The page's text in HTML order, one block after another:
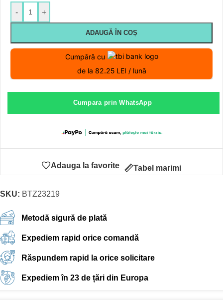
- +
ADAUGĂ ÎN COȘ
Cumpără cu
de la 82.25 LEI / lună
Cumpara prin WhatsApp
Adauga la favorite Tabel marimi
SKU: BTZ23219
Metodă sigură de plată
Expediem rapid orice comandă
Răspundem rapid la orice solicitare
Expediem în 23 de țări din Europa